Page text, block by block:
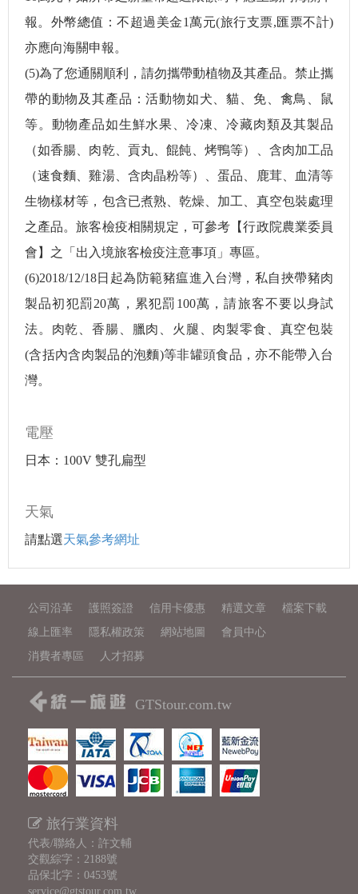
報。外幣總值：不超過美金1萬元(旅行支票,匯票不計)
亦應向海關申報。
(5)為了您通關順利，請勿攜帶動植物及其產品。禁止攜
帶的動物及其產品：活動物如犬、貓、免、禽鳥、鼠
等。動物產品如生鮮水果、冷凍、冷藏肉類及其製品
（如香腸、肉乾、貢丸、餛飩、烤鴨等）、含肉加工品
（速食麵、雞湯、含肉晶粉等）、蛋品、鹿茸、血清等
生物樣材等，包含已煮熟、乾燥、加工、真空包裝處理
之產品。旅客檢疫相關規定，可參考【行政院農業委員
會】之「出入境旅客檢疫注意事項」專區。
(6)2018/12/18日起為防範豬瘟進入台灣，私自挾帶豬肉
製品初犯罰20萬，累犯罰100萬，請旅客不要以身試
法。肉乾、香腸、臘肉、火腿、肉製零食、真空包裝
(含括內含肉製品的泡麵)等非罐頭食品，亦不能帶入台
灣。
電壓
日本：100V 雙孔扁型
天氣
請點選天氣參考網址
公司沿革 護照簽證 信用卡優惠 精選文章
檔案下載
線上匯率
隱私權政策 網站地圖
會員中心
消費者專區
人才招募
GTStour.com.tw
旅行業資料
代表/聯絡人：許文輔
交觀綜字：2188號
品保北字：0453號
service@gtstour.com.tw